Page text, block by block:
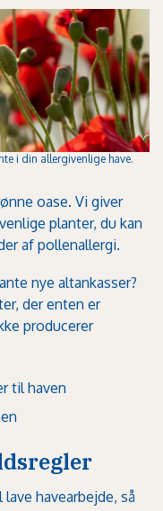
i din allergivenlige have.
oase. Vi giver
planter, du kan
af pollenallergi.
nye altankasser?
der enten er
producerer
til haven
havearbejde, så